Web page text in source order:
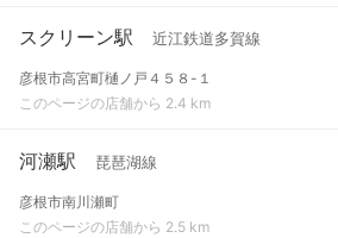
スクリーン駅 近江鉄道多賀線
彦根市高宮町樋ノ戸４５８-１
このページの店舗から 2.4 km
河瀬駅 琵琶湖線
彦根市南川瀬町
このページの店舗から 2.5 km